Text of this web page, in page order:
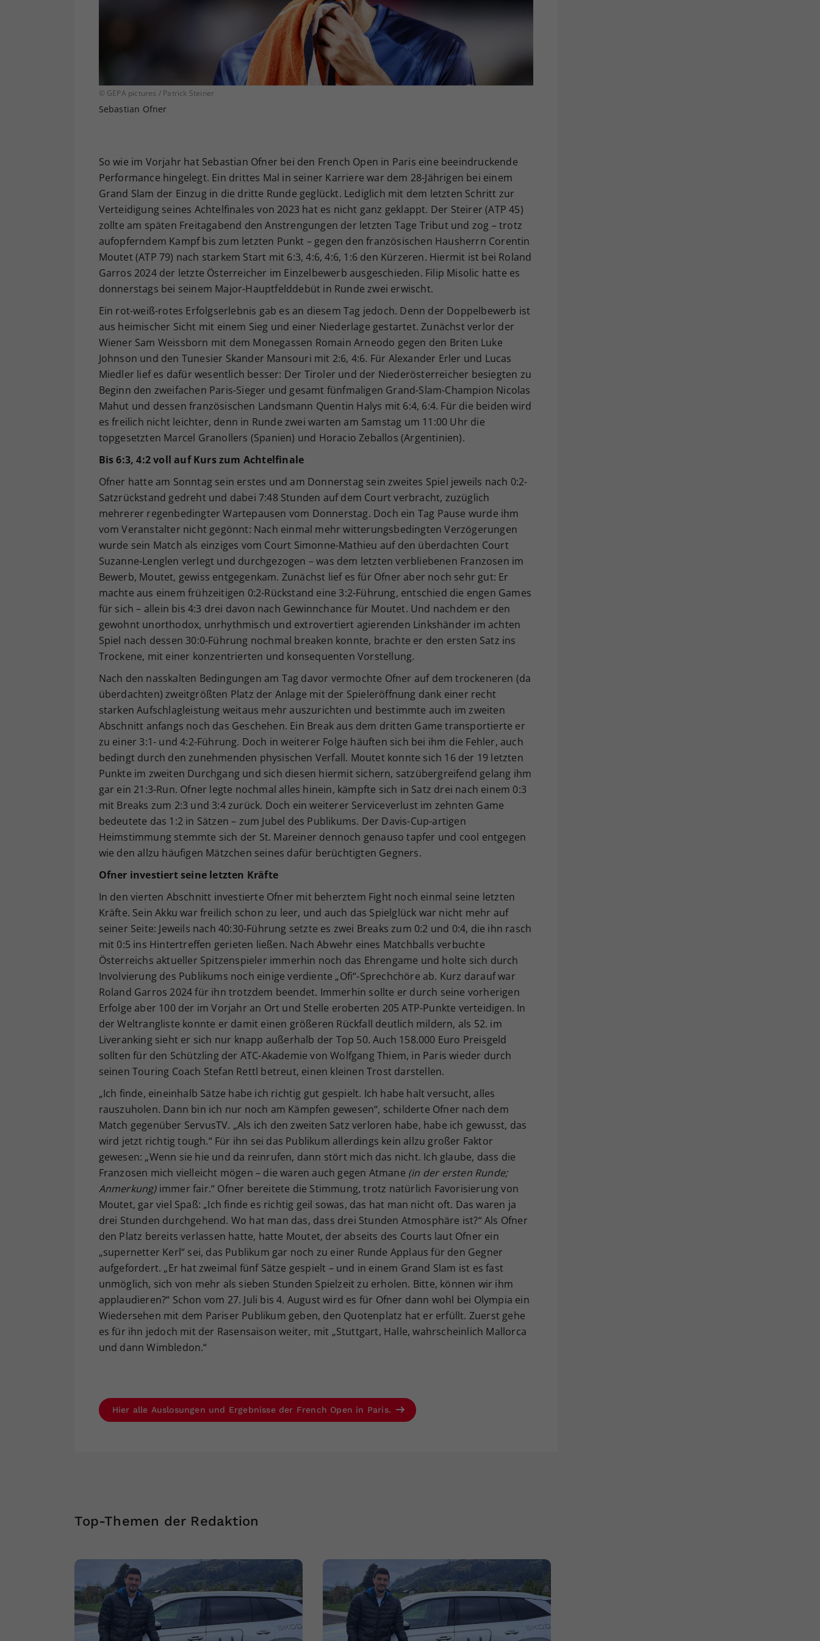
© GEPA pictures / Patrick Steiner
Sebastian Ofner
So wie im Vorjahr hat Sebastian Ofner bei den French Open in Paris eine beeindruckende
Performance hingelegt. Ein drittes Mal in seiner Karriere war dem 28-Jährigen bei einem
Grand Slam der Einzug in die dritte Runde geglückt. Lediglich mit dem letzten Schritt zur
Verteidigung seines Achtelfinales von 2023 hat es nicht ganz geklappt. Der Steirer (ATP 45)
zollte am späten Freitagabend den Anstrengungen der letzten Tage Tribut und zog – trotz
aufopferndem Kampf bis zum letzten Punkt – gegen den französischen Hausherrn Corentin
Moutet (ATP 79) nach starkem Start mit 6:3, 4:6, 4:6, 1:6 den Kürzeren. Hiermit ist bei Roland
Garros 2024 der letzte Österreicher im Einzelbewerb ausgeschieden. Filip Misolic hatte es
donnerstags bei seinem Major-Hauptfelddebüt in Runde zwei erwischt.
Ein rot-weiß-rotes Erfolgserlebnis gab es an diesem Tag jedoch. Denn der Doppelbewerb ist
aus heimischer Sicht mit einem Sieg und einer Niederlage gestartet. Zunächst verlor der
Wiener Sam Weissborn mit dem Monegassen Romain Arneodo gegen den Briten Luke
Johnson und den Tunesier Skander Mansouri mit 2:6, 4:6. Für Alexander Erler und Lucas
Miedler lief es dafür wesentlich besser: Der Tiroler und der Niederösterreicher besiegten zu
Beginn den zweifachen Paris-Sieger und gesamt fünfmaligen Grand-Slam-Champion Nicolas
Mahut und dessen französischen Landsmann Quentin Halys mit 6:4, 6:4. Für die beiden wird
es freilich nicht leichter, denn in Runde zwei warten am Samstag um 11:00 Uhr die
topgesetzten Marcel Granollers (Spanien) und Horacio Zeballos (Argentinien).
Bis 6:3, 4:2 voll auf Kurs zum Achtelfinale
Ofner hatte am Sonntag sein erstes und am Donnerstag sein zweites Spiel jeweils nach 0:2-
Satzrückstand gedreht und dabei 7:48 Stunden auf dem Court verbracht, zuzüglich
mehrerer regenbedingter Wartepausen vom Donnerstag. Doch ein Tag Pause wurde ihm
vom Veranstalter nicht gegönnt: Nach einmal mehr witterungsbedingten Verzögerungen
wurde sein Match als einziges vom Court Simonne-Mathieu auf den überdachten Court
Suzanne-Lenglen verlegt und durchgezogen – was dem letzten verbliebenen Franzosen im
Bewerb, Moutet, gewiss entgegenkam. Zunächst lief es für Ofner aber noch sehr gut: Er
machte aus einem frühzeitigen 0:2-Rückstand eine 3:2-Führung, entschied die engen Games
für sich – allein bis 4:3 drei davon nach Gewinnchance für Moutet. Und nachdem er den
gewohnt unorthodox, unrhythmisch und extrovertiert agierenden Linkshänder im achten
Spiel nach dessen 30:0-Führung nochmal breaken konnte, brachte er den ersten Satz ins
Trockene, mit einer konzentrierten und konsequenten Vorstellung.
Nach den nasskalten Bedingungen am Tag davor vermochte Ofner auf dem trockeneren (da
überdachten) zweitgrößten Platz der Anlage mit der Spieleröffnung dank einer recht
starken Aufschlagleistung weitaus mehr auszurichten und bestimmte auch im zweiten
Abschnitt anfangs noch das Geschehen. Ein Break aus dem dritten Game transportierte er
zu einer 3:1- und 4:2-Führung. Doch in weiterer Folge häuften sich bei ihm die Fehler, auch
bedingt durch den zunehmenden physischen Verfall. Moutet konnte sich 16 der 19 letzten
Punkte im zweiten Durchgang und sich diesen hiermit sichern, satzübergreifend gelang ihm
gar ein 21:3-Run. Ofner legte nochmal alles hinein, kämpfte sich in Satz drei nach einem 0:3
mit Breaks zum 2:3 und 3:4 zurück. Doch ein weiterer Serviceverlust im zehnten Game
bedeutete das 1:2 in Sätzen – zum Jubel des Publikums. Der Davis-Cup-artigen
Heimstimmung stemmte sich der St. Mareiner dennoch genauso tapfer und cool entgegen
wie den allzu häufigen Mätzchen seines dafür berüchtigten Gegners.
Ofner investiert seine letzten Kräfte
In den vierten Abschnitt investierte Ofner mit beherztem Fight noch einmal seine letzten
Kräfte. Sein Akku war freilich schon zu leer, und auch das Spielglück war nicht mehr auf
seiner Seite: Jeweils nach 40:30-Führung setzte es zwei Breaks zum 0:2 und 0:4, die ihn rasch
mit 0:5 ins Hintertreffen gerieten ließen. Nach Abwehr eines Matchballs verbuchte
Österreichs aktueller Spitzenspieler immerhin noch das Ehrengame und holte sich durch
Involvierung des Publikums noch einige verdiente „Ofi“-Sprechchöre ab. Kurz darauf war
Roland Garros 2024 für ihn trotzdem beendet. Immerhin sollte er durch seine vorherigen
Erfolge aber 100 der im Vorjahr an Ort und Stelle eroberten 205 ATP-Punkte verteidigen. In
der Weltrangliste konnte er damit einen größeren Rückfall deutlich mildern, als 52. im
Liveranking sieht er sich nur knapp außerhalb der Top 50. Auch 158.000 Euro Preisgeld
sollten für den Schützling der ATC-Akademie von Wolfgang Thiem, in Paris wieder durch
seinen Touring Coach Stefan Rettl betreut, einen kleinen Trost darstellen.
„Ich finde, eineinhalb Sätze habe ich richtig gut gespielt. Ich habe halt versucht, alles
rauszuholen. Dann bin ich nur noch am Kämpfen gewesen“, schilderte Ofner nach dem
Match gegenüber ServusTV. „Als ich den zweiten Satz verloren habe, habe ich gewusst, das
wird jetzt richtig tough.“ Für ihn sei das Publikum allerdings kein allzu großer Faktor
gewesen: „Wenn sie hie und da reinrufen, dann stört mich das nicht. Ich glaube, dass die
Franzosen mich vielleicht mögen – die waren auch gegen Atmane (in der ersten Runde;
Anmerkung)immer fair.“ Ofner bereitete die Stimmung, trotz natürlich Favorisierung von
Moutet, gar viel Spaß: „Ich finde es richtig geil sowas, das hat man nicht oft. Das waren ja
drei Stunden durchgehend. Wo hat man das, dass drei Stunden Atmosphäre ist?“ Als Ofner
den Platz bereits verlassen hatte, hatte Moutet, der abseits des Courts laut Ofner ein
„supernetter Kerl“ sei, das Publikum gar noch zu einer Runde Applaus für den Gegner
aufgefordert. „Er hat zweimal fünf Sätze gespielt – und in einem Grand Slam ist es fast
unmöglich, sich von mehr als sieben Stunden Spielzeit zu erholen. Bitte, können wir ihm
applaudieren?“ Schon vom 27. Juli bis 4. August wird es für Ofner dann wohl bei Olympia ein
Wiedersehen mit dem Pariser Publikum geben, den Quotenplatz hat er erfüllt. Zuerst gehe
es für ihn jedoch mit der Rasensaison weiter, mit „Stuttgart, Halle, wahrscheinlich Mallorca
und dann Wimbledon.“
Hier alle Auslosungen und Ergebnisse der French Open in Paris.
Top-Themen der Redaktion
Ihrer vorgenommen Einstellungen, falls der
Webseiten-Betreiber dies eingestellt hat.